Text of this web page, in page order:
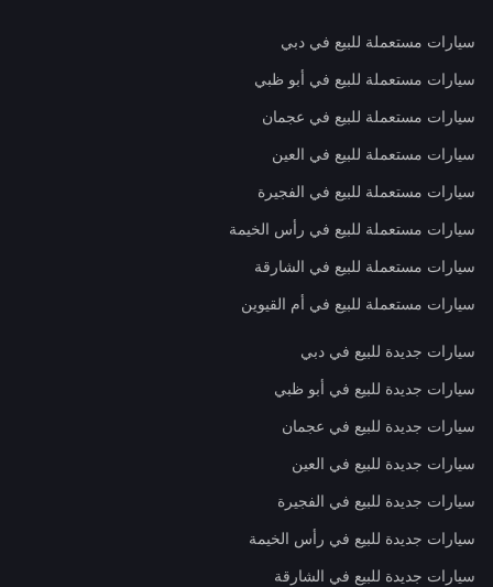
سيارات مستعملة للبيع في دبي
سيارات مستعملة للبيع في أبو ظبي
سيارات مستعملة للبيع في عجمان
سيارات مستعملة للبيع في العين
سيارات مستعملة للبيع في الفجيرة
سيارات مستعملة للبيع في رأس الخيمة
سيارات مستعملة للبيع في الشارقة
سيارات مستعملة للبيع في أم القيوين
سيارات جديدة للبيع في دبي
سيارات جديدة للبيع في أبو ظبي
سيارات جديدة للبيع في عجمان
سيارات جديدة للبيع في العين
سيارات جديدة للبيع في الفجيرة
سيارات جديدة للبيع في رأس الخيمة
سيارات جديدة للبيع في الشارقة